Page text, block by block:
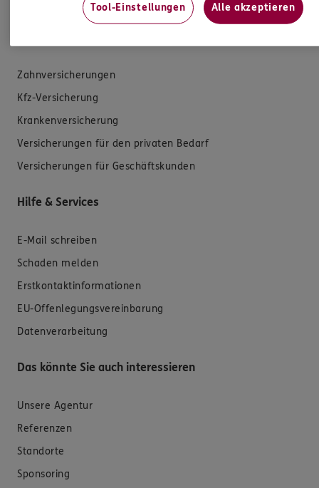
Zahnversicherungen
Kfz-Versicherung
Krankenversicherung
Versicherungen für den privaten Bedarf
Versicherungen für Geschäftskunden
Hilfe & Services
E-Mail schreiben
Schaden melden
Erstkontaktinformationen
EU-Offenlegungsvereinbarung
Datenverarbeitung
Das könnte Sie auch interessieren
Unsere Agentur
Referenzen
Standorte
Sponsoring
Tool-Einstellungen Alle akzeptieren